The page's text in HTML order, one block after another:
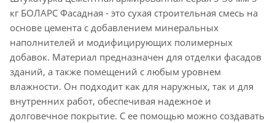
кг БОЛАРС Фасадная - это сухая строительная смесь на
основе цемента с добавлением минеральных
наполнителей и модифицирующих полимерных
добавок. Материал предназначен для отделки фасадов
зданий, а также помещений с любым уровнем
влажности. Он подходит как для наружных, так и для
внутренних работ, обеспечивая надежное и
долговечное покрытие. С ее помощью можно создавать